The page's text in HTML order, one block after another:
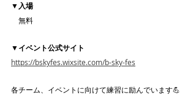
▼入場
無料
▼イベント公式サイト
https://bskyfes.wixsite.com/b-sky-fes
各チーム、イベントに向けて練習に励んでいます💪